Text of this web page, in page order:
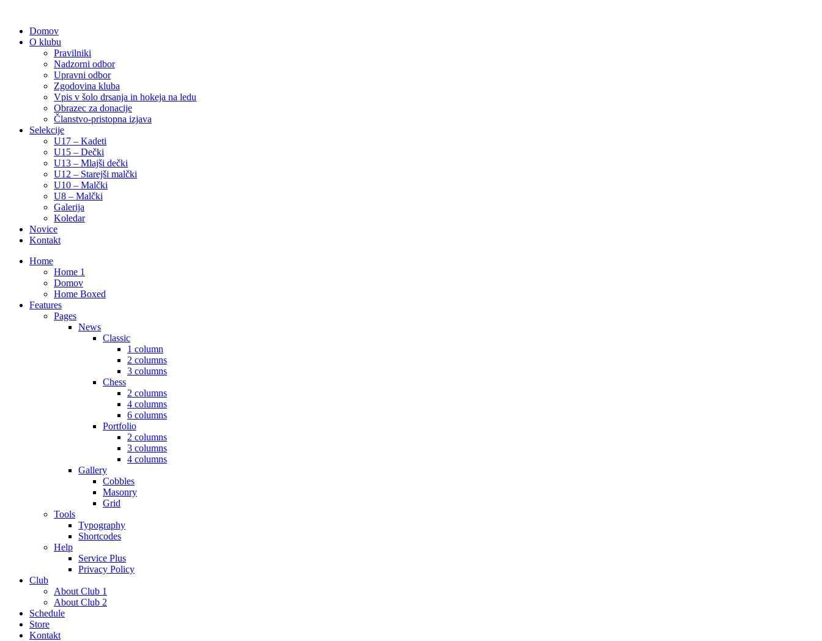
Domov
O klubu
Pravilniki
Nadzorni odbor
Upravni odbor
Zgodovina kluba
Vpis v šolo drsanja in hokeja na ledu
Obrazec za donacije
Članstvo-pristopna izjava
Selekcije
U17 – Kadeti
U15 – Dečki
U13 – Mlajši dečki
U12 – Starejši malčki
U10 – Malčki
U8 – Malčki
Galerija
Koledar
Novice
Kontakt
Home
Home 1
Domov
Home Boxed
Features
Pages
News
Classic
1 column
2 columns
3 columns
Chess
2 columns
4 columns
6 columns
Portfolio
2 columns
3 columns
4 columns
Gallery
Cobbles
Masonry
Grid
Tools
Typography
Shortcodes
Help
Service Plus
Privacy Policy
Club
About Club 1
About Club 2
Schedule
Store
Kontakt